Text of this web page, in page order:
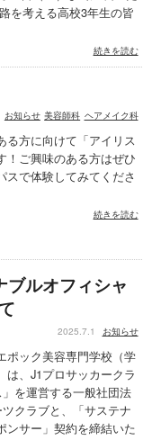
を考える高校3年生の皆
続きを読む
お知らせ 美容師科 ヘアメイク科
る方に向けて「アイリス
！ご興味のある方はぜひ
スで体験してみてくださ
続きを読む
ブルオフィシャ
2025.7.1 お知らせ
ポック美容専門学校（学
は、J1プロサッカークラ
を運営する一般社団法
クラブと、「サステナ
ンサー」契約を締結いた